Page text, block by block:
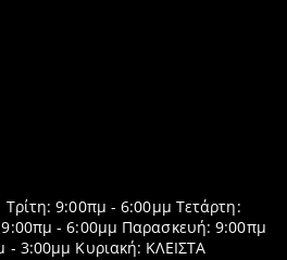
9:00πμ - 6:00μμ Τετάρτη:
- 6:00μμ Παρασκευή: 9:00πμ
3:00μμ Κυριακή: ΚΛΕΙΣΤΑ